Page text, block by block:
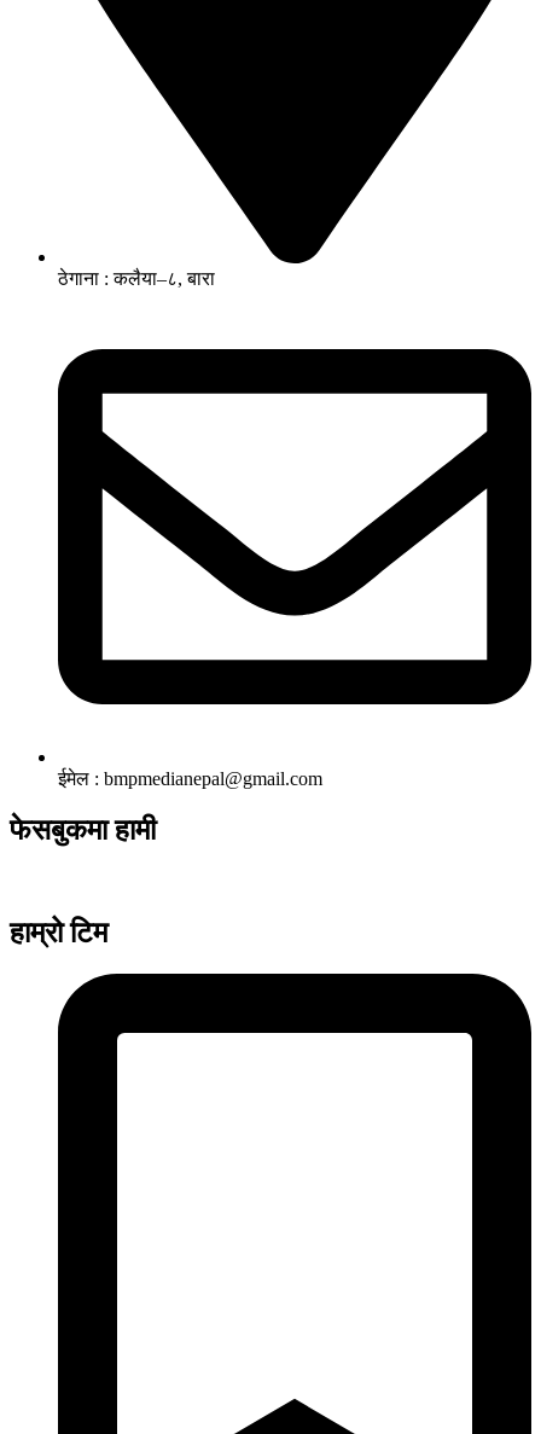
ठेगाना : कलैया–८, बारा
ईमेल : bmpmedianepal@gmail.com
फेसबुकमा हामी
हाम्रो टिम